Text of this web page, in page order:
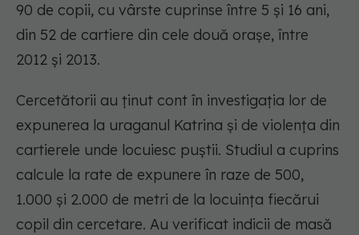
90 de copii, cu vârste cuprinse între 5 și 16 ani,
din 52 de cartiere din cele două orașe, între
2012 și 2013.
Cercetătorii au ținut cont în investigația lor de
expunerea la uraganul Katrina și de violența din
cartierele unde locuiesc puștii. Studiul a cuprins
calcule la rate de expunere în raze de 500,
1.000 și 2.000 de metri de la locuința fiecărui
copil din cercetare. Au verificat indicii de masă